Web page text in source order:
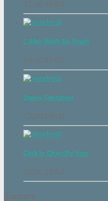
17:00 18:00
L'After Work By Steph
18:00 19:00
Dance Sensation
19:00 20:00
Club In Chart By Yves
20:00 22:00
Banners